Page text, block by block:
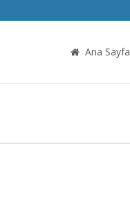
Ana Sayfa